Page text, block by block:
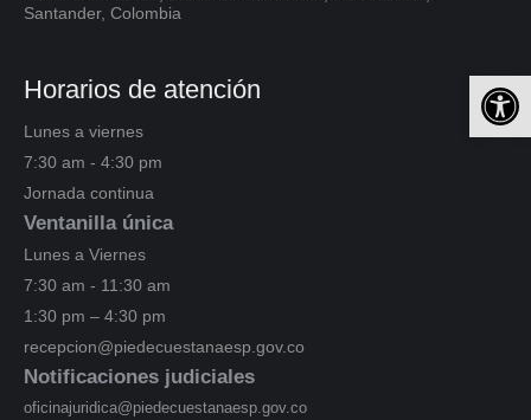
Santander, Colombia
Horarios de atención
Lunes a viernes
7:30 am - 4:30 pm
Jornada continua
Ventanilla única
Lunes a Viernes
7:30 am - 11:30 am
1:30 pm – 4:30 pm
recepcion@piedecuestanaesp.gov.co
Notificaciones judiciales
oficinajuridica@piedecuestanaesp.gov.co